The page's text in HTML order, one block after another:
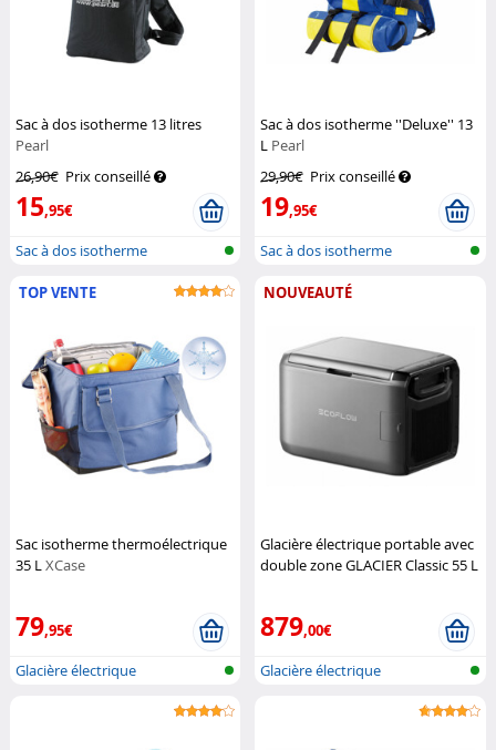
Sac à dos isotherme 13 litres
Pearl
26,90€ Prix conseillé
15,95€
Sac à dos isotherme
Sac à dos isotherme ''Deluxe'' 13
L Pearl
29,90€ Prix conseillé
19,95€
Sac à dos isotherme
TOP VENTE
Sac isotherme thermoélectrique
35 LXCase
79,95€
Glacière électrique
NOUVEAUTÉ
Glacière électrique portable avec
double zone GLACIER Classic 55 L
879,00€
Glacière électrique